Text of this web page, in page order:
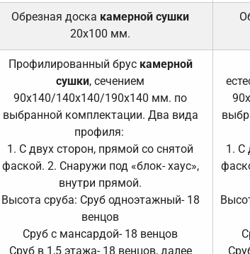
Обрезная доска камерной сушки
20х100 мм.
Профилированный брус камерной
сушки, сечением
90х140/140х140/190х140 мм. по
выбранной комплектации. Два вида
профиля:
1. С двух сторон, прямой со снятой
фаской. 2. Снаружи под «блок- хаус»,
внутри прямой.
Высота сруба: Сруб одноэтажный- 18
венцов
Сруб с мансардой- 18 венцов
Сруб в 1,5 этажа- 18 венцов, далее
1. С